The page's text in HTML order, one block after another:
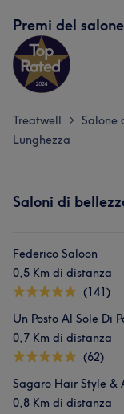
Premi del salone
Treatwell > Salone
Lunghezza
Saloni di
Federico Saloon
0,5 Km di distanza
(141)
Un Posto Al Sole Di
0,7 Km di distanza
(62)
Sagaro Hair Style &
0,8 Km di distanza